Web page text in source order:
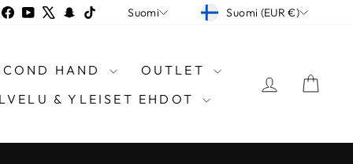
Facebook
YouTube Snapchat
TikTokKIELI
Suomi VALUUTTA
Suomi (EUR €)
HAND
OUTLET
& YLEISET EHDOT